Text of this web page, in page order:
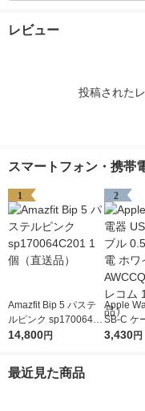
レビュー
投稿された
スマートフォン・携帯
1
Amazfit Bip 5 パステ
ルピンク sp170064C
201 1個（直送品）
14,800円
2
Apple
SB-C ケ
高速充電
3,430円
最近見た商品